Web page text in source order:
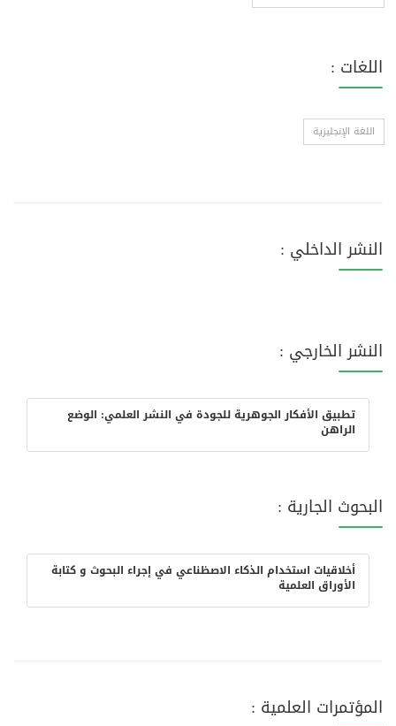
اللغات :
اللغة الإنجليزية
النشر الداخلي :
النشر الخارجي :
تطبيق الأفكار الجوهرية للجودة في النشر العلمي: الوضع
الراهن
البحوث الجارية :
أخلاقيات استخدام الذكاء الاصظناعي في إجراء البحوث و كتابة
الأوراق العلمية
المؤتمرات العلمية :